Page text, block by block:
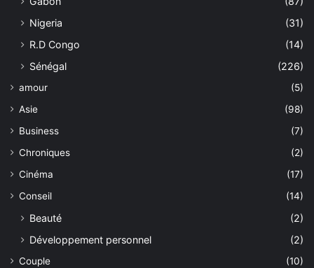
Nigeria
(31)
R.D Congo
(14)
Sénégal
(226)
amour
(5)
Asie
(98)
Business
(7)
Chroniques
(2)
Cinéma
(17)
Conseil
(14)
Beauté
(2)
Développement personnel
(2)
Couple
(10)